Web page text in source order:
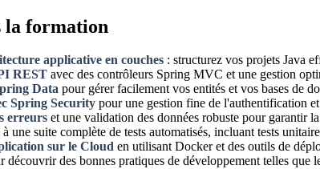
la formation
applicative en couches : structurez vos projets Java
REST avec des contrôleurs Spring MVC et une gestion
Data pour gérer facilement vos entités et vos bases de
Spring Security pour une gestion fine de l'authentification
erreurs et une validation des données robuste pour garantir
à une suite complète de tests automatisés, incluant tests
sur le Cloud en utilisant Docker et des outils de
découvrir des bonnes pratiques de développement telles